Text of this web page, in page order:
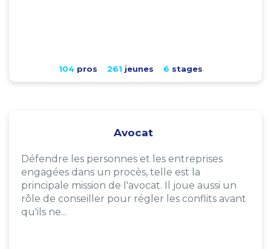
104 pros 261 jeunes 6 stages
Avocat
Défendre les personnes et les entreprises
engagées dans un procès, telle est la
principale mission de l'avocat. Il joue aussi un
rôle de conseiller pour régler les conflits avant
qu'ils ne...